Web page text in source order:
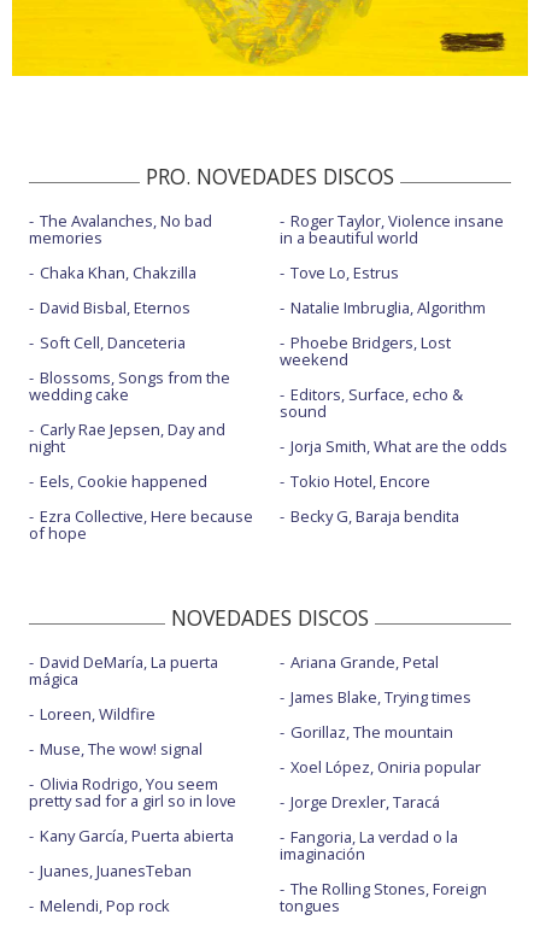
PRO. NOVEDADES DISCOS
The Avalanches, No bad
memories
Chaka Khan, Chakzilla
David Bisbal, Eternos
Soft Cell, Danceteria
Blossoms, Songs from the
wedding cake
Carly Rae Jepsen, Day and
night
Eels, Cookie happened
Ezra Collective, Here because
of hope
Roger Taylor, Violence insane
in a beautiful world
Tove Lo, Estrus
Natalie Imbruglia, Algorithm
Phoebe Bridgers, Lost
weekend
Editors, Surface, echo &
sound
Jorja Smith, What are the odds
Tokio Hotel, Encore
Becky G, Baraja bendita
NOVEDADES DISCOS
David DeMaría, La puerta
mágica
Loreen, Wildfire
Muse, The wow! signal
Olivia Rodrigo, You seem
pretty sad for a girl so in love
Kany García, Puerta abierta
Juanes, JuanesTeban
Melendi, Pop rock
Ariana Grande, Petal
James Blake, Trying times
Gorillaz, The mountain
Xoel López, Oniria popular
Jorge Drexler, Taracá
Fangoria, La verdad o la
imaginación
The Rolling Stones, Foreign
tongues